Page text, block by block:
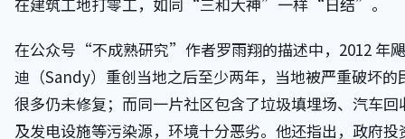
在公众号“不成熟研究”作者罗雨翔的描述中，2012 年
迪（Sandy）重创当地之后至少两年，当地被严重破坏的
很多仍未修复；而同一片社区包含了垃圾填埋场、汽车回
及发电设施等污染源，环境十分恶劣。他还指出，政府投